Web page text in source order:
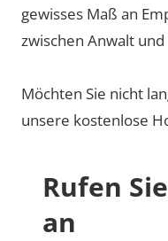
gewisses Maß an
zwischen Anwalt
Möchten Sie nicht
unsere kostenlose
Rufen
an